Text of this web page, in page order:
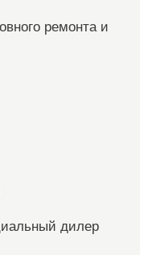
ремонта и
дилер